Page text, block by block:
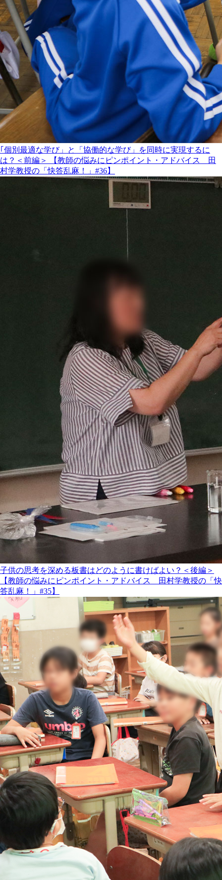
｢個別最適な学び」と「協働的な学び」を同時に実現するに
は？＜前編＞ 【教師の悩みにピンポイント・アドバイス 田
村学教授の「快答乱麻！」#36】
子供の思考を深める板書はどのように書けばよい？＜後編＞
【教師の悩みにピンポイント・アドバイス 田村学教授の「快
答乱麻！」#35】